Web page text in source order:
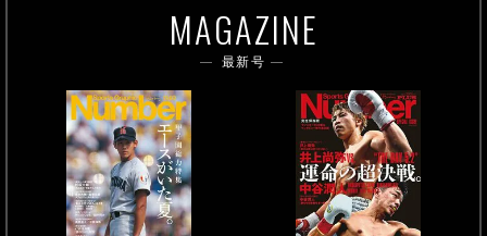
MAGAZINE
最新号